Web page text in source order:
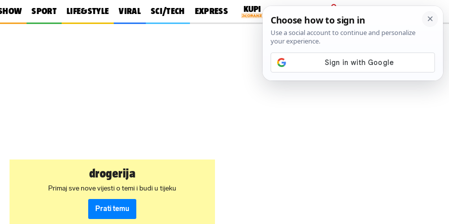
SPORT LIFE&STYLE VIRAL SCI/TECH EXPRESS
PRIJAVA
drogerija
Primaj sve nove vijesti o temi i budi u tijeku
Prati temu